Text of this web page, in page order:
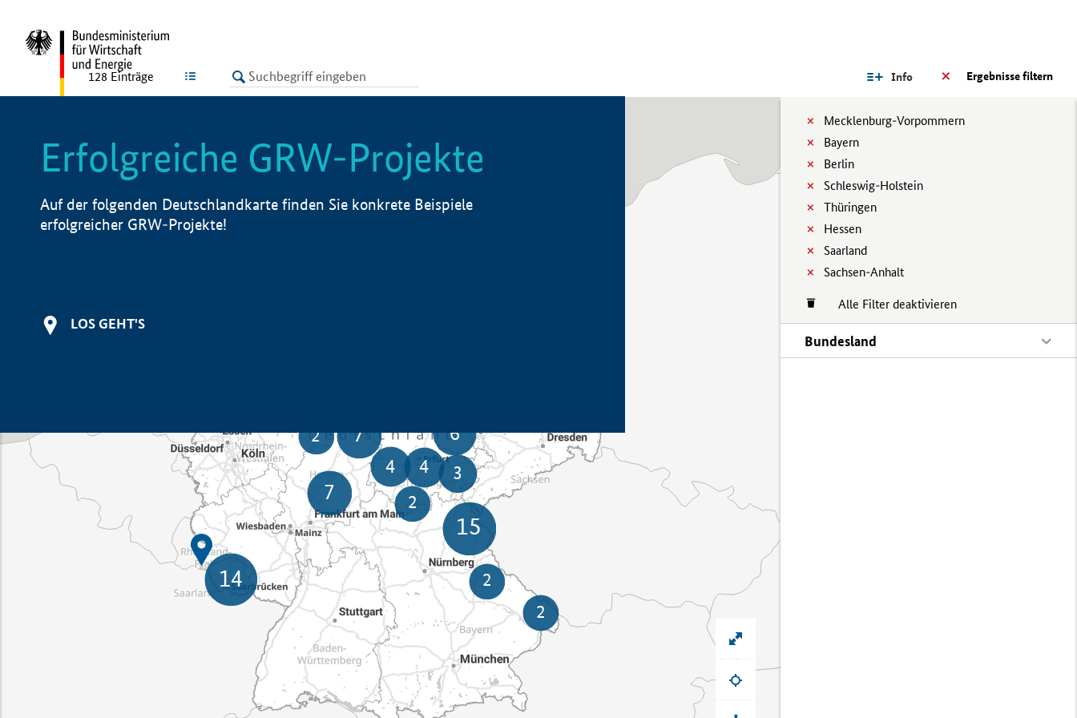
LISTE Ergebnisse filtern
Info
Mecklenburg-Vorpommern
Bayern
Berlin
Schleswig-Holstein
Thüringen
Hessen
Saarland
Sachsen-Anhalt
Alle Filter deaktivieren
Bundesland
128 Einträge
Erfolgreiche GRW-Projekte
Auf der folgenden Deutschlandkarte finden Sie konkrete Beispiele
erfolgreicher GRW-Projekte!
LOS GEHT'S